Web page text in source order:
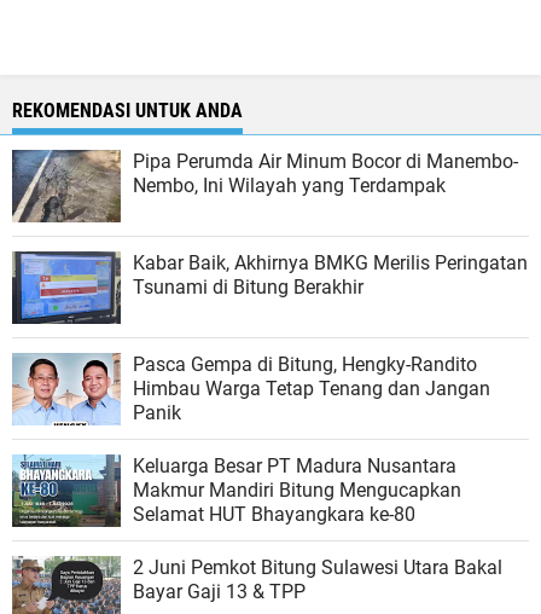
REKOMENDASI UNTUK ANDA
Pipa Perumda Air Minum Bocor di Manembo-
Nembo, Ini Wilayah yang Terdampak
Kabar Baik, Akhirnya BMKG Merilis Peringatan
Tsunami di Bitung Berakhir
Pasca Gempa di Bitung, Hengky-Randito
Himbau Warga Tetap Tenang dan Jangan
Panik
Keluarga Besar PT Madura Nusantara
Makmur Mandiri Bitung Mengucapkan
Selamat HUT Bhayangkara ke-80
2 Juni Pemkot Bitung Sulawesi Utara Bakal
Bayar Gaji 13 & TPP